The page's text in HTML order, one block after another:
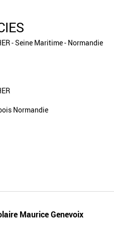
- Seine Maritime - Normandie
Normandie
Maurice Genevoix